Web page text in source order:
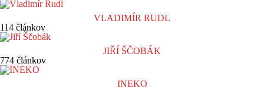
VLADIMÍR RUDL
114 článkov
JIŘÍ ŠČOBÁK
774 článkov
INEKO